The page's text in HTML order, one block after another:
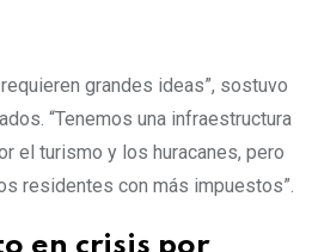
grandes ideas”, sostuvo
“Tenemos una infraestructura
el turismo y los huracanes, pero
residentes con más impuestos”.